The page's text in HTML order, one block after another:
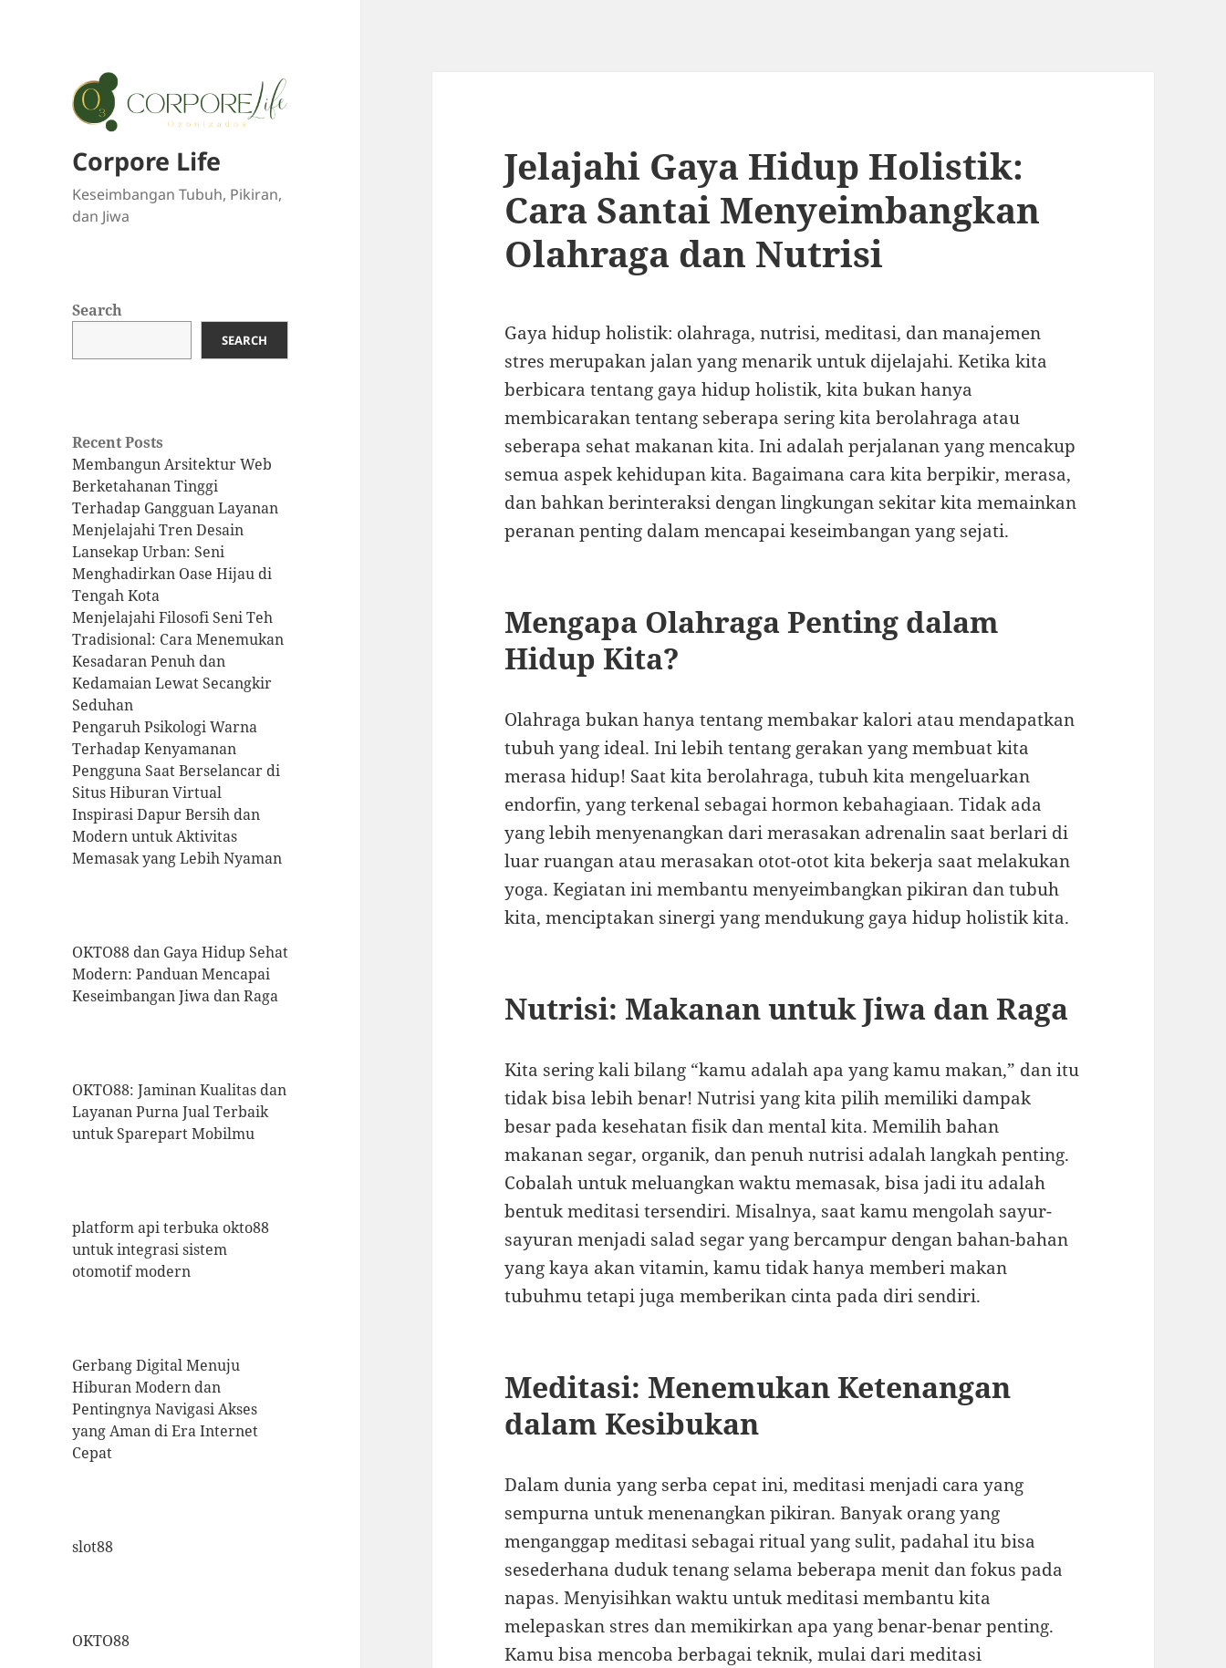
Corpore Life
Keseimbangan Tubuh, Pikiran,
dan Jiwa
Search
SEARCH
Recent Posts
Membangun Arsitektur Web
Berketahanan Tinggi
Terhadap Gangguan Layanan
Menjelajahi Tren Desain
Lansekap Urban: Seni
Menghadirkan Oase Hijau di
Tengah Kota
Menjelajahi Filosofi Seni Teh
Tradisional: Cara Menemukan
Kesadaran Penuh dan
Kedamaian Lewat Secangkir
Seduhan
Pengaruh Psikologi Warna
Terhadap Kenyamanan
Pengguna Saat Berselancar di
Situs Hiburan Virtual
Inspirasi Dapur Bersih dan
Modern untuk Aktivitas
Memasak yang Lebih Nyaman
OKTO88 dan Gaya Hidup Sehat
Modern: Panduan Mencapai
Keseimbangan Jiwa dan Raga
OKTO88: Jaminan Kualitas dan
Layanan Purna Jual Terbaik
untuk Sparepart Mobilmu
platform api terbuka okto88
untuk integrasi sistem
otomotif modern
Gerbang Digital Menuju
Hiburan Modern dan
Pentingnya Navigasi Akses
yang Aman di Era Internet
Cepat
slot88
OKTO88
Jelajahi Gaya Hidup Holistik:
Cara Santai Menyeimbangkan
Olahraga dan Nutrisi
Gaya hidup holistik: olahraga, nutrisi, meditasi, dan manajemen
stres merupakan jalan yang menarik untuk dijelajahi. Ketika kita
berbicara tentang gaya hidup holistik, kita bukan hanya
membicarakan tentang seberapa sering kita berolahraga atau
seberapa sehat makanan kita. Ini adalah perjalanan yang mencakup
semua aspek kehidupan kita. Bagaimana cara kita berpikir, merasa,
dan bahkan berinteraksi dengan lingkungan sekitar kita memainkan
peranan penting dalam mencapai keseimbangan yang sejati.
Mengapa Olahraga Penting dalam
Hidup Kita?
Olahraga bukan hanya tentang membakar kalori atau mendapatkan
tubuh yang ideal. Ini lebih tentang gerakan yang membuat kita
merasa hidup! Saat kita berolahraga, tubuh kita mengeluarkan
endorfin, yang terkenal sebagai hormon kebahagiaan. Tidak ada
yang lebih menyenangkan dari merasakan adrenalin saat berlari di
luar ruangan atau merasakan otot-otot kita bekerja saat melakukan
yoga. Kegiatan ini membantu menyeimbangkan pikiran dan tubuh
kita, menciptakan sinergi yang mendukung gaya hidup holistik kita.
Nutrisi: Makanan untuk Jiwa dan Raga
Kita sering kali bilang “kamu adalah apa yang kamu makan,” dan itu
tidak bisa lebih benar! Nutrisi yang kita pilih memiliki dampak
besar pada kesehatan fisik dan mental kita. Memilih bahan
makanan segar, organik, dan penuh nutrisi adalah langkah penting.
Cobalah untuk meluangkan waktu memasak, bisa jadi itu adalah
bentuk meditasi tersendiri. Misalnya, saat kamu mengolah sayur-
sayuran menjadi salad segar yang bercampur dengan bahan-bahan
yang kaya akan vitamin, kamu tidak hanya memberi makan
tubuhmu tetapi juga memberikan cinta pada diri sendiri.
Meditasi: Menemukan Ketenangan
dalam Kesibukan
Dalam dunia yang serba cepat ini, meditasi menjadi cara yang
sempurna untuk menenangkan pikiran. Banyak orang yang
menganggap meditasi sebagai ritual yang sulit, padahal itu bisa
sesederhana duduk tenang selama beberapa menit dan fokus pada
napas. Menyisihkan waktu untuk meditasi membantu kita
melepaskan stres dan memikirkan apa yang benar-benar penting.
Kamu bisa mencoba berbagai teknik, mulai dari meditasi